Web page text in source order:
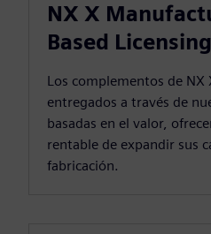
NX X
Based Licensing
Los complementos de
entregados a través de
basadas en el valor,
rentable de expandir sus
fabricación.